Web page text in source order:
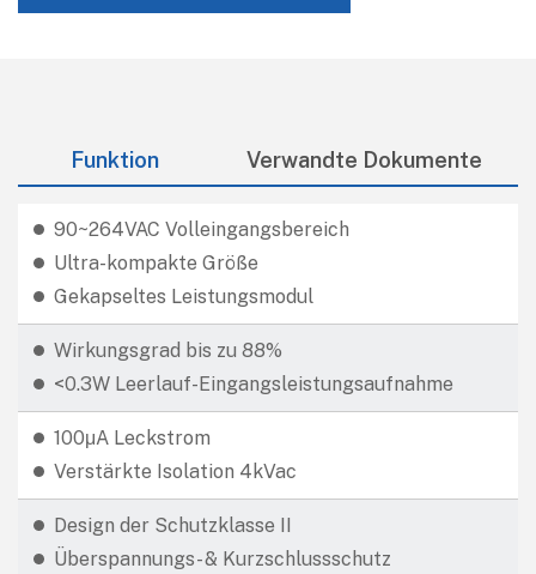
Funktion Verwandte Dokumente
90~264VAC Volleingangsbereich
Ultra-kompakte Größe
Gekapseltes Leistungsmodul
Wirkungsgrad bis zu 88%
<0.3W Leerlauf-Eingangsleistungsaufnahme
100μA Leckstrom
Verstärkte Isolation 4kVac
Design der Schutzklasse II
Überspannungs- & Kurzschlussschutz